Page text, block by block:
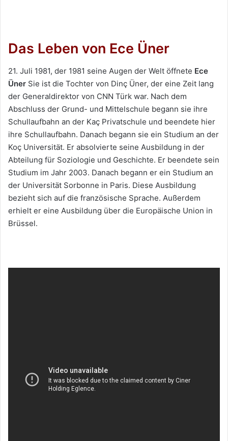
Das Leben von Ece Üner
21. Juli 1981, der 1981 seine Augen der Welt öffnete Ece
Üner Sie ist die Tochter von Dinç Üner, der eine Zeit lang
der Generaldirektor von CNN Türk war. Nach dem
Abschluss der Grund- und Mittelschule begann sie ihre
Schullaufbahn an der Kaç Privatschule und beendete hier
ihre Schullaufbahn. Danach begann sie ein Studium an der
Koç Universität. Er absolvierte seine Ausbildung in der
Abteilung für Soziologie und Geschichte. Er beendete sein
Studium im Jahr 2003. Danach begann er ein Studium an
der Universität Sorbonne in Paris. Diese Ausbildung
bezieht sich auf die französische Sprache. Außerdem
erhielt er eine Ausbildung über die Europäische Union in
Brüssel.